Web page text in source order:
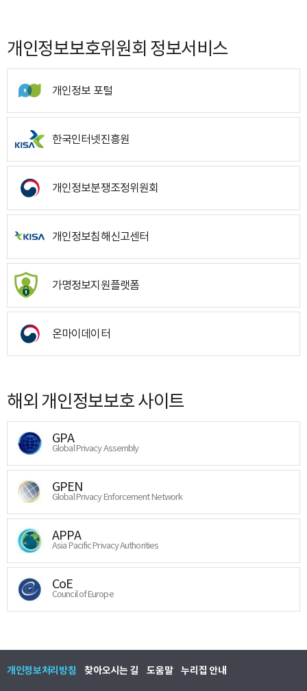
개인정보보호위원회 정보서비스
개인정보 포털
한국인터넷진흥원
개인정보분쟁조정위원회
개인정보침해신고센터
가명정보지원플랫폼
온마이데이터
해외 개인정보보호 사이트
GPA
Global Privacy Assembly
GPEN
Global Privacy Enforcement Network
APPA
Asia Pacific Privacy Authorities
CoE
Council of Europe
개인정보처리방침 찾아오시는 길 도움말 누리집 안내